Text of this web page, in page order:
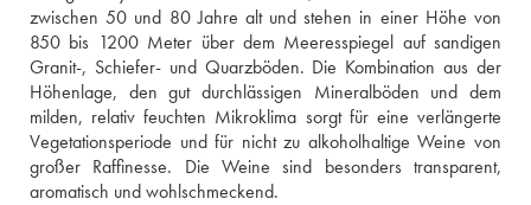
zwischen 50 und 80 Jahre alt und stehen in einer Höhe von
850 bis 1200 Meter über dem Meeresspiegel auf sandigen
Granit-, Schiefer- und Quarzböden. Die Kombination aus der
Höhenlage, den gut durchlässigen Mineralböden und dem
milden, relativ feuchten Mikroklima sorgt für eine verlängerte
Vegetationsperiode und für nicht zu alkoholhaltige Weine von
großer Raffinesse. Die Weine sind besonders transparent,
aromatisch und wohlschmeckend.